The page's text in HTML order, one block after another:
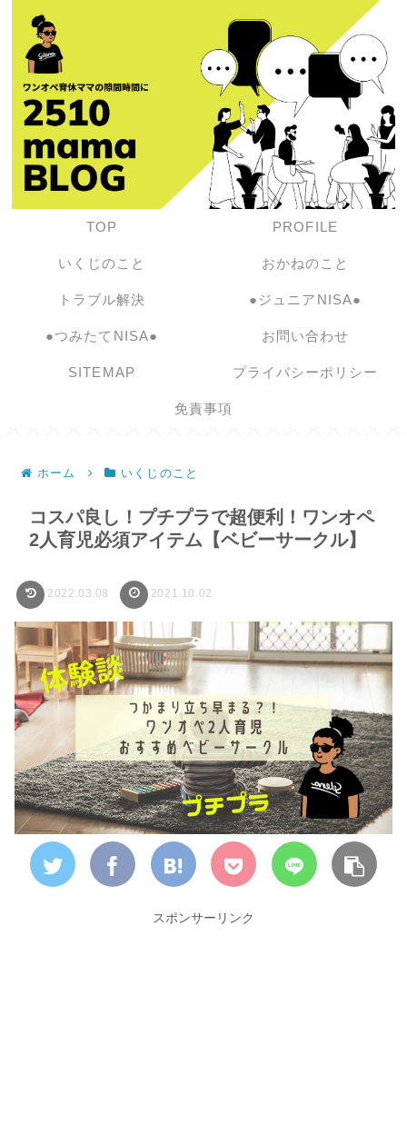
TOP PROFILE
いくじのこと おかねのこと
トラブル解決 ●ジュニアNISA●
●つみたてNISA● お問い合わせ
SITEMAP プライバシーポリシー
免責事項
ホーム いくじのこと
コスパ良し！プチプラで超便利！ワンオペ
2人育児必須アイテム【ベビーサークル】
2022.03.08 2021.10.02
スポンサーリンク